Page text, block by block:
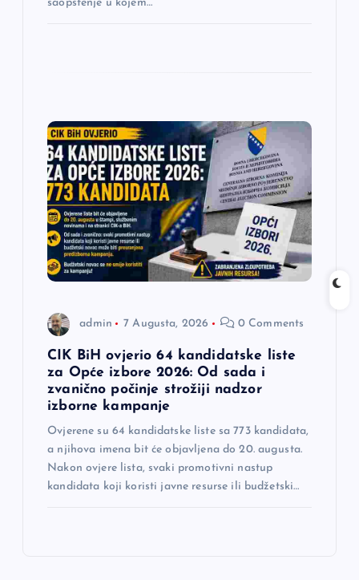
saopštenje u kojem…
admin 7 Augusta, 2026 0 Comments
CIK BiH ovjerio 64 kandidatske liste
za Opće izbore 2026: Od sada i
zvanično počinje strožiji nadzor
izborne kampanje
Ovjerene su 64 kandidatske liste sa 773 kandidata,
a njihova imena bit će objavljena do 20. augusta.
Nakon ovjere lista, svaki promotivni nastup
kandidata koji koristi javne resurse ili budžetski…